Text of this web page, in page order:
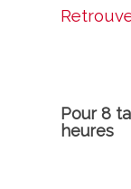
Pour 8
heures